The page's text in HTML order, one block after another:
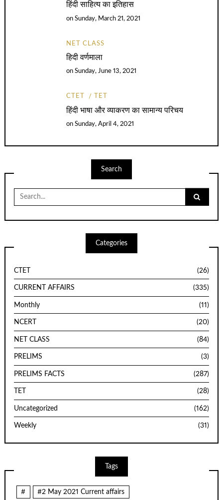
हिंदी साहित्य का इतिहास
onSunday, March 21, 2021
NET CLASS
हिदी वर्णमाला
onSunday, June 13, 2021
CTET TET
हिंदी भाषा और व्याकरण का सामान्य परिचय
onSunday, April 4, 2021
Search
for:
Categories
CTET (26)
CURRENT AFFAIRS (335)
Monthly (11)
NCERT (20)
NET CLASS (84)
PRELIMS (3)
PRELIMS FACTS (287)
TET (28)
Uncategorized (162)
Weekly (31)
Tags
# #2 May 2021 Current affairs